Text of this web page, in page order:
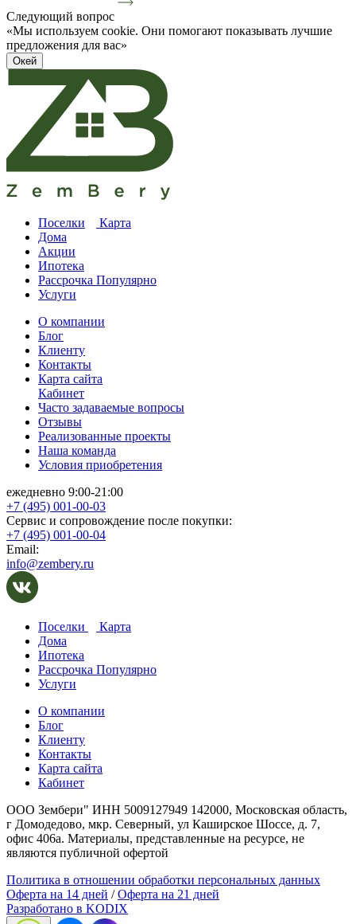
Следующий вопрос
«Мы используем cookie. Они помогают показывать лучшие
предложения для вас»
Окей
Поселки
Карта
Дома
Акции
Ипотека
Рассрочка Популярно
Услуги
О компании
Блог
Клиенту
Контакты
Карта сайта
Кабинет
Часто задаваемые вопросы
Отзывы
Реализованные проекты
Наша команда
Условия приобретения
ежедневно 9:00-21:00
+7 (495) 001-00-03
Cервис и сопровождение после покупки:
+7 (495) 001-00-04
Email:
info@zembery.ru
Поселки
Карта
Дома
Ипотека
Рассрочка Популярно
Услуги
О компании
Блог
Клиенту
Контакты
Карта сайта
Кабинет
ООО Зембери" ИНН 5009127949 142000, Московская область,
г Домодедово, мкр. Северный, ул Каширское Шоссе, д. 7,
офис 406а. Материалы, представленные на ресурсе, не
являются публичной офертой
Политика в отношении обработки персональных данных
Оферта на 14 дней /Оферта на 21 дней
Разработано в KODIX